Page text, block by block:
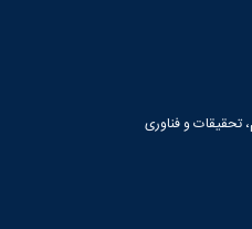
تحقیقات و فناوری